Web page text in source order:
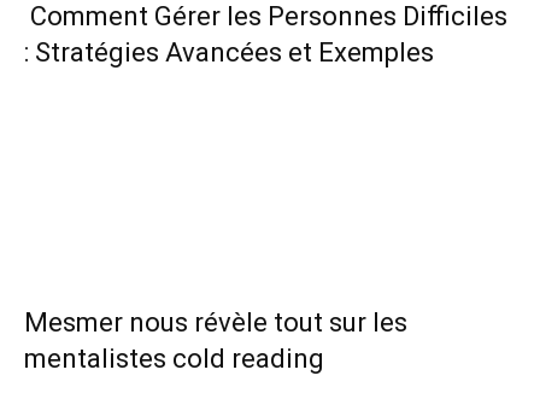
Comment Gérer les Personnes Difficiles
: Stratégies Avancées et Exemples
Mesmer nous révèle tout sur les
mentalistes cold reading